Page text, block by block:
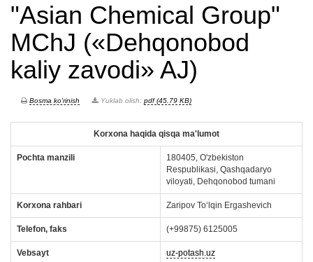
"Asian Chemical Group"
MChJ («Dehqonobod
kaliy zavodi» AJ)
Bosma ko'rinish Yuklab olish: pdf (45.79 KB)
Korxona haqida qisqa ma'lumot
Pochta manzili
180405, O'zbekiston
Respublikasi, Qashqadaryo
viloyati, Dehqonobod tumani
Korxona rahbari Zaripov To‘lqin Ergashevich
Telefon, faks (+99875) 6125005
Vebsayt uz-potash.uz